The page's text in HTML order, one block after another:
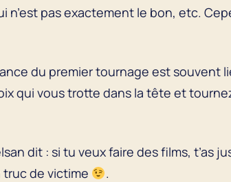
n’est pas exactement le bon, etc.
du premier tournage est souvent
qui vous trotte dans la tête et
dit : si tu veux faire des films, t’as
truc de victime .